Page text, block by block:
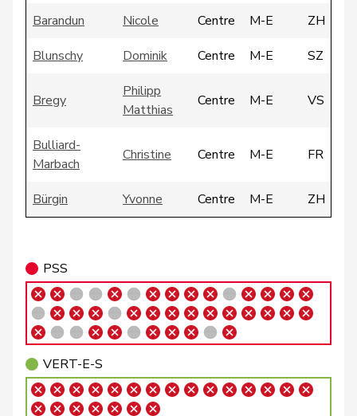
Barandun
Nicole Centre M-E
ZH
Blunschy
Dominik Centre M-E SZ
Bregy
Philipp
Matthias
Centre M-E VS
Bulliard-
Marbach
Christine Centre M-E FR
Bürgin Yvonne Centre M-E
ZH
Chappuis
Durrer-
Knobel
Regina Centre M-E NW
Fonio
Hess
Lorenz Centre M-E
BE
PSS
VERT-E-S